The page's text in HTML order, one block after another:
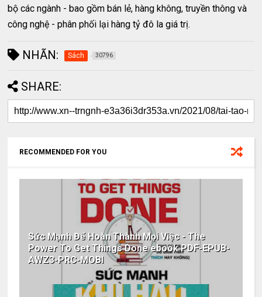
bộ các ngành - bao gồm bán lẻ, hàng không, truyền thông và
công nghệ - phân phối lại hàng tỷ đô la giá trị.
NHÃN: Sách 30796
SHARE:
RECOMMENDED FOR YOU
Sức Mạnh Để Hoàn Thành Mọi Việc - The
Power To Get Things Done ebook PDF-EPUB-
AWZ3-PRC-MOBI